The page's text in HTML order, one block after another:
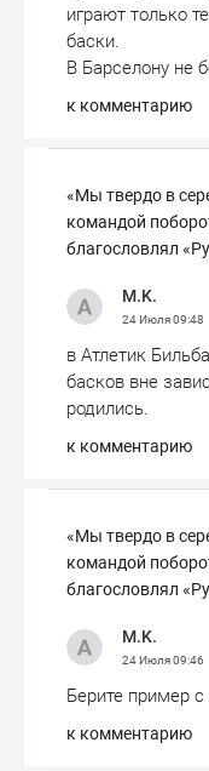
играют только
баски.
В Барселону не
к комментарию
«Мы твердо в
командой
благословлял
M.K.
24 Июля09:48
в Атлетик
басков вне
родились.
к комментарию
«Мы твердо в
командой
благословлял
M.K.
24 Июля09:46
Берите пример
к комментарию